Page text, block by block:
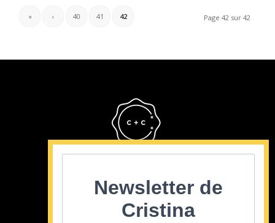
Page 42 sur 42
« ‹ 40 41 42
Newsletter de
Cristina